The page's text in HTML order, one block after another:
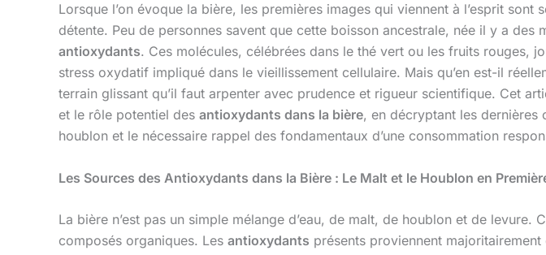
Lorsque l’on évoque la bière, les premières images qui viennent à l’esprit
détente. Peu de personnes savent que cette boisson ancestrale, née il y a
antioxydants. Ces molécules, célébrées dans le thé vert ou les fruits rouges,
stress oxydatif impliqué dans le vieillissement cellulaire. Mais qu’en est-il
terrain glissant qu’il faut arpenter avec prudence et rigueur scientifique. Cet
et le rôle potentiel des antioxydants dans la bière, en décryptant les dernières
houblon et le nécessaire rappel des fondamentaux d’une consommation
Les Sources des Antioxydants dans la Bière : Le Malt et le Houblon en
La bière n’est pas un simple mélange d’eau, de malt, de houblon et de
composés organiques. Les antioxydants présents proviennent